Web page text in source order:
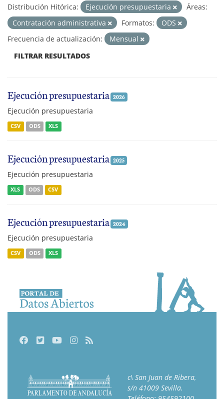
Distribución Hitórica: Ejecución presupuestaria
Áreas:
Contratación administrativa
Formatos:
ODS
Frecuencia de actualización:
Mensual
FILTRAR RESULTADOS
Ejecución presupuestaria 2026
Ejecución presupuestaria
CSV ODS XLS
Ejecución presupuestaria 2025
Ejecución presupuestaria
XLS ODS CSV
Ejecución presupuestaria 2024
Ejecución presupuestaria
CSV ODS XLS
Facebook
TwitterYoutubeInstagram
RSS
c\ San Juan de Ribera,
s/n 41009 Sevilla.